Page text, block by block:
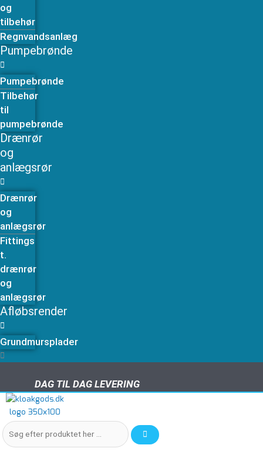
og
tilbehør
Regnvandsanlæg
Pumpebrønde
Pumpebrønde
Tilbehør
til
pumpebrønde
Drænrør
og
anlægsrør
Drænrør
og
anlægsrør
Fittings
t.
drænrør
og
anlægsrør
Afløbsrender
Grundmursplader
DAG TIL DAG LEVERING
DAG TIL DAG LEVERING